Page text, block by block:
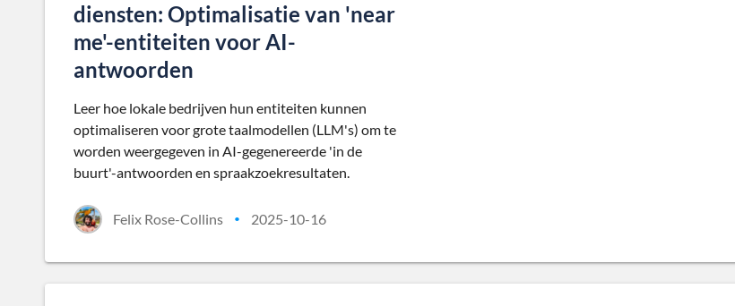
diensten: Optimalisatie van 'near
me'-entiteiten voor AI-
antwoorden
Leer hoe lokale bedrijven hun entiteiten kunnen
optimaliseren voor grote taalmodellen (LLM's) om te
worden weergegeven in AI-gegenereerde 'in de
buurt'-antwoorden en spraakzoekresultaten.
Felix Rose-Collins • 2025-10-16